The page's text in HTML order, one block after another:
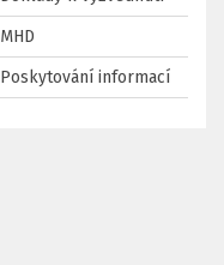
MHD
Poskytování informací